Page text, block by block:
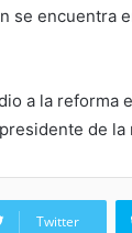
se encuentra
a la reforma
de
Twitter